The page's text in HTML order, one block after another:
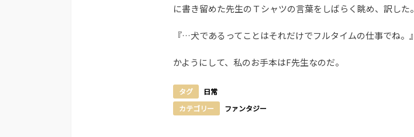
に書き留めた先生のＴシャツの言葉をしばらく眺め、訳した。
『…犬であるってことはそれだけでフルタイムの仕事でね。』
かようにして、私のお手本はF先生なのだ。
タグ
日常
カテゴリー
ファンタジー